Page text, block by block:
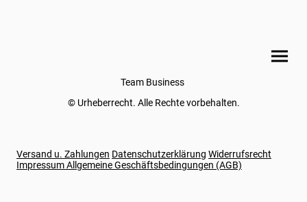
Team Business
© Urheberrecht. Alle Rechte vorbehalten.
Versand u. Zahlungen Datenschutzerklärung Widerrufsrecht
ImpressumAllgemeine Geschäftsbedingungen (AGB)